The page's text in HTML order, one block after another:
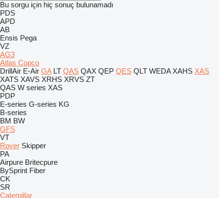
Bu sorgu için hiç sonuç bulunamadı
PDS
APD
AB
Ensis Pega
VZ
AG3
Atlas Copco
DrillAir E-Air GA LT QAS QAX QEP QES QLT WEDA XAHS XAS
XATS XAVS XRHS XRVS ZT
QAS W series XAS
PDP
E-series G-series KG
B-series
BM BW
GFS
VT
Rover Skipper
PA
Airpure Britecpure
BySprint Fiber
CK
SR
Caterpillar